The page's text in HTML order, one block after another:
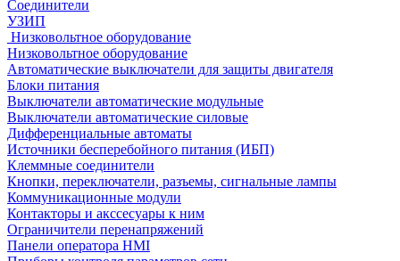
Соединители
УЗИП
Низковольтное оборудование
Низковольтное оборудование
Автоматические выключатели для защиты двигателя
Блоки питания
Выключатели автоматические модульные
Выключатели автоматические силовые
Дифференциальные автоматы
Источники бесперебойного питания (ИБП)
Клеммные соединители
Кнопки, переключатели, разъемы, сигнальные лампы
Коммуникационные модули
Контакторы и акссесуары к ним
Ограничители перенапряжений
Панели оператора HMI